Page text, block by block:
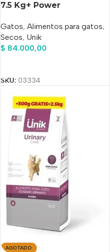
7.5 Kg+ Power
De Regalo!!
Gatos, Alimentos para gatos,
Secos, Unik
$ 84.000,00
SKU: 03334
AGOTADO